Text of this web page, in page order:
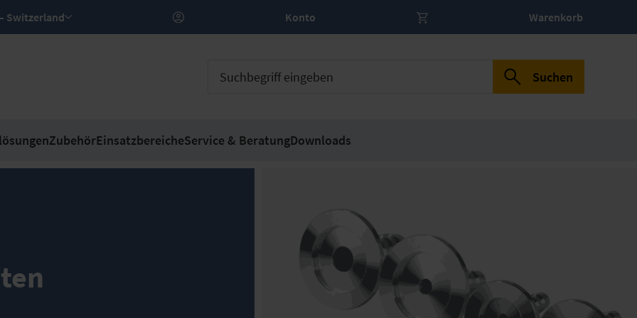
DE – Switzerland Konto Warenkorb
Suchen
ZubehörEinsatzbereicheService & BeratungDownloads